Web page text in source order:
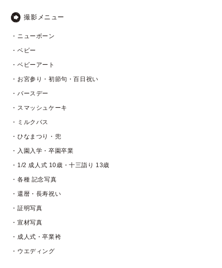
撮影メニュー
・ニューボーン
・ベビー
・ベビーアート
・お宮参り・初節句・百日祝い
・バースデー
・スマッシュケーキ
・ミルクバス
・ひなまつり・兜
・入園入学・卒園卒業
・1/2 成人式 10歳・十三詣り 13歳
・各種 記念写真
・還暦・長寿祝い
・証明写真
・宣材写真
・成人式・卒業袴
・ウエディング